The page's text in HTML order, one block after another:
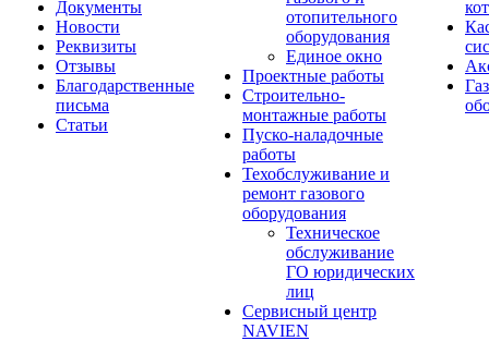
Документы
Новости
Реквизиты
Отзывы
Благодарственные
письма
Статьи
отопительного
оборудования
Единое окно
Проектные работы
Строительно-
монтажные работы
Пуско-наладочные
работы
Техобслуживание и
ремонт газового
оборудования
Техническое
обслуживание
ГО юридических
лиц
Сервисный центр
NAVIEN